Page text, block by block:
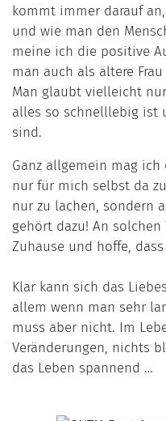
kommt immer darauf
und wie man den
meine ich die positive
man auch als ältere
Man glaubt vielleicht
alles so schnelllebig ist
sind.
Ganz allgemein mag
nur für mich selbst da
nur zu lachen, sondern
gehört dazu! An
Zuhause und hoffe,
Klar kann sich das
allem wenn man sehr
muss aber nicht. Im
Veränderungen, nichts
das Leben spannend …